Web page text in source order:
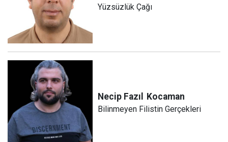
Yüzsüzlük Çağı
Necip Fazıl Kocaman
Bilinmeyen Filistin Gerçekleri